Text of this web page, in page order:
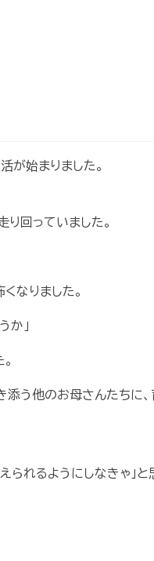
が始まりました。
回っていました。
なりました。
か」
添う他のお母さんたちに
られるようにしなきゃ」と